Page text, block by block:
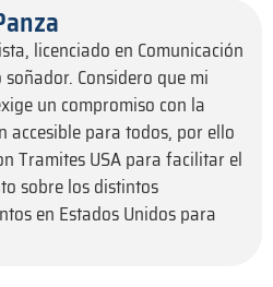
licenciado en Comunicación
Considero que mi
un compromiso con la
accesible para todos, por ello
Tramites USA para facilitar el
sobre los distintos
en Estados Unidos para